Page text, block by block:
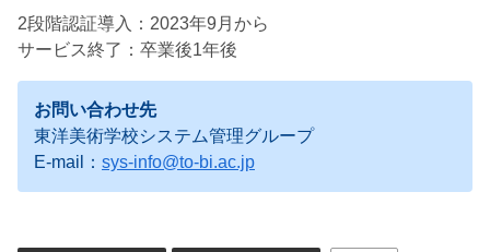
2段階認証導入：2023年9月から
サービス終了：卒業後1年後
お問い合わせ先
東洋美術学校システム管理グループ
E-mail： sys-info@to-bi.ac.jp